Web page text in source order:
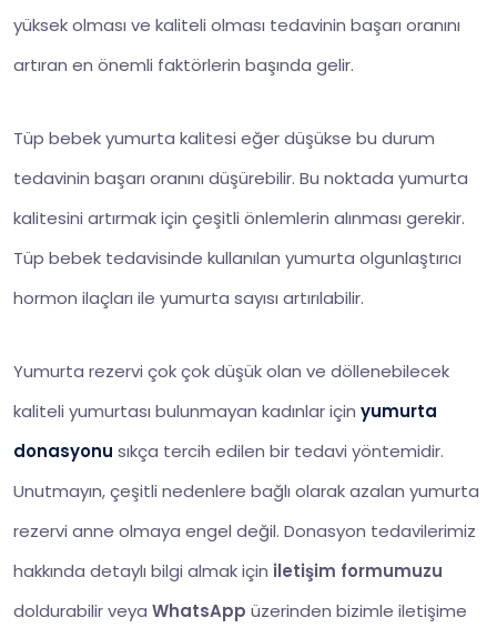
yüksek olması ve kaliteli olması tedavinin başarı oranını
artıran en önemli faktörlerin başında gelir.
Tüp bebek yumurta kalitesi eğer düşükse bu durum
tedavinin başarı oranını düşürebilir. Bu noktada yumurta
kalitesini artırmak için çeşitli önlemlerin alınması gerekir.
Tüp bebek tedavisinde kullanılan yumurta olgunlaştırıcı
hormon ilaçları ile yumurta sayısı artırılabilir.
Yumurta rezervi çok çok düşük olan ve döllenebilecek
kaliteli yumurtası bulunmayan kadınlar için yumurta
donasyonu sıkça tercih edilen bir tedavi yöntemidir.
Unutmayın, çeşitli nedenlere bağlı olarak azalan yumurta
rezervi anne olmaya engel değil. Donasyon tedavilerimiz
hakkında detaylı bilgi almak için iletişim formumuzu
doldurabilir veya WhatsApp üzerinden bizimle iletişime